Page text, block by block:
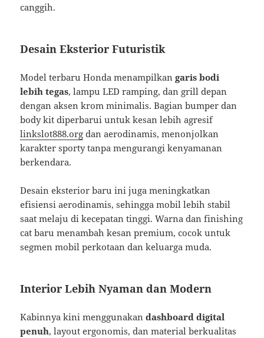
canggih.
Desain Eksterior Futuristik
Model terbaru Honda menampilkangaris bodi
lebih tegas, lampu LED ramping, dan grill depan
dengan aksen krom minimalis. Bagian bumper dan
body kit diperbarui untuk kesan lebih agresif
linkslot888.org dan aerodinamis, menonjolkan
karakter sporty tanpa mengurangi kenyamanan
berkendara.
Desain eksterior baru ini juga meningkatkan
efisiensi aerodinamis, sehingga mobil lebih stabil
saat melaju di kecepatan tinggi. Warna dan finishing
cat baru menambah kesan premium, cocok untuk
segmen mobil perkotaan dan keluarga muda.
Interior Lebih Nyaman dan Modern
Kabinnya kini menggunakandashboard digital
penuh, layout ergonomis, dan material berkualitas